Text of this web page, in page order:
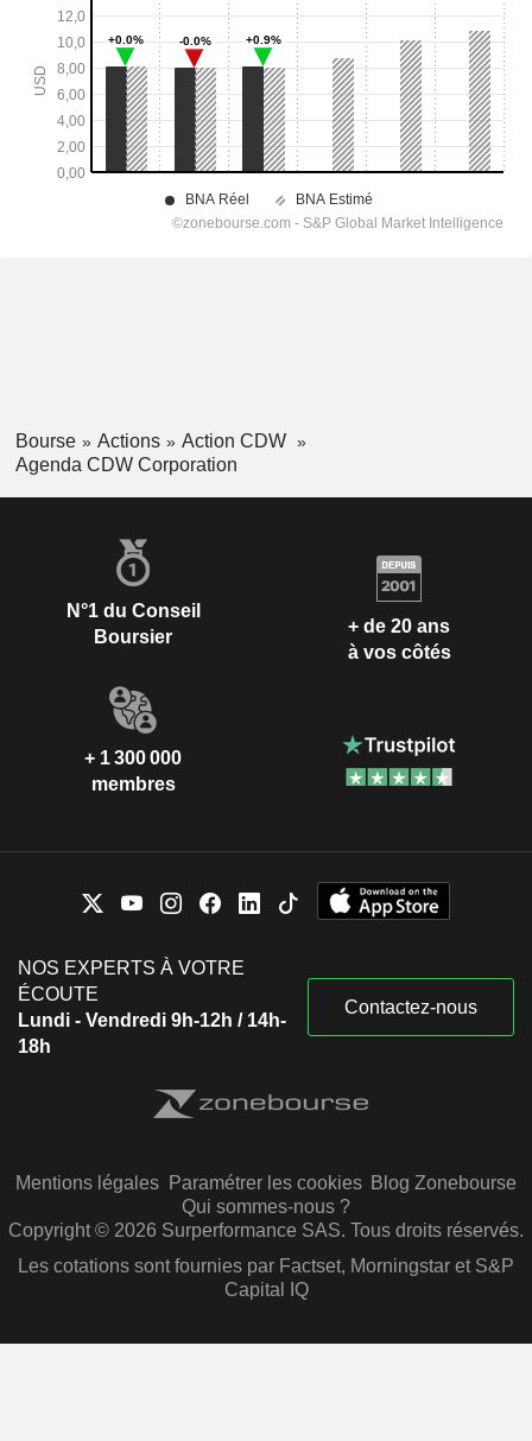
Bourse Actions
Action CDW
Agenda CDW Corporation
N°1 du Conseil
Boursier
+ de 20 ans
à vos côtés
+ 1 300 000
membres
NOS EXPERTS À VOTRE
ÉCOUTE
Lundi - Vendredi 9h-12h / 14h-
18h
Contactez-nous
Mentions légales Paramétrer les cookies Blog Zonebourse
Qui sommes-nous ?
Copyright © 2026 Surperformance SAS. Tous droits réservés.
Les cotations sont fournies par Factset, Morningstar et S&P
Capital IQ